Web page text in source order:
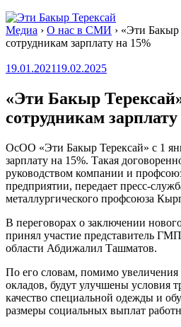
Медиа › О нас в СМИ › «Эти Бакыр
сотрудникам зарплату на 15%
19.01.202119.02.2025
«Эти Бакыр
сотрудникам
ОсОО «Эти Бакыр Терексай» с 1
зарплату на 15%. Такая
руководством компании и
предприятии, передает пресс-
металлургического профсоюза
В переговорах о заключении
принял участие представитель
области Абдижалил Ташматов.
По его словам, помимо
окладов, будут улучшены условия
качество специальной одежды и
размеры социальных выплат